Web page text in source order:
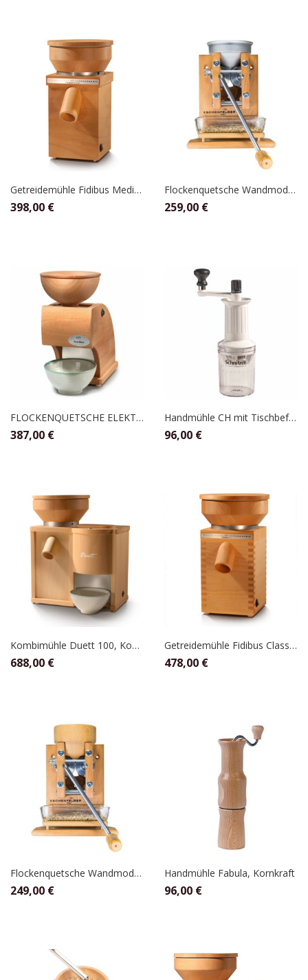
Getreidemühle Fidibus Medium, KoMo
398,00 €
Flockenquetsche Wandmodell mit Alutrichter, Eschenfelder
259,00 €
FLOCKENQUETSCHE ELEKTRISCHE FLOCMAN, KOMO
387,00 €
Handmühle CH mit Tischbefestigung, Schnitzer
96,00 €
Kombimühle Duett 100, KoMo
688,00 €
Getreidemühle Fidibus Classic, KoMo
478,00 €
Flockenquetsche Wandmodell mit Holztrichter, Eschenfelder
249,00 €
Handmühle Fabula, Kornkraft
96,00 €